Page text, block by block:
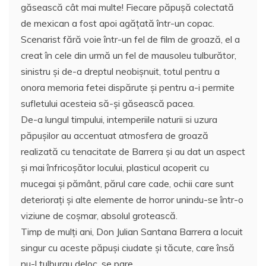
găsească cât mai multe! Fiecare păpuşă colectată
de mexican a fost apoi agățată într-un copac.
Scenarist fără voie într-un fel de film de groază, el a
creat în cele din urmă un fel de mausoleu tulburător,
sinistru și de-a dreptul neobișnuit, totul pentru a
onora memoria fetei dispărute şi pentru a-i permite
sufletului acesteia să-şi găsească pacea.
De-a lungul timpului, intemperiile naturii si uzura
păpușilor au accentuat atmosfera de groază
realizată cu tenacitate de Barrera şi au dat un aspect
şi mai înfricoșător locului, plasticul acoperit cu
mucegai și pământ, părul care cade, ochii care sunt
deterioraţi şi alte elemente de horror unindu-se într-o
viziune de coşmar, absolul grotească.
Timp de mulți ani, Don Julian Santana Barrera a locuit
singur cu aceste păpuşi ciudate și tăcute, care însă